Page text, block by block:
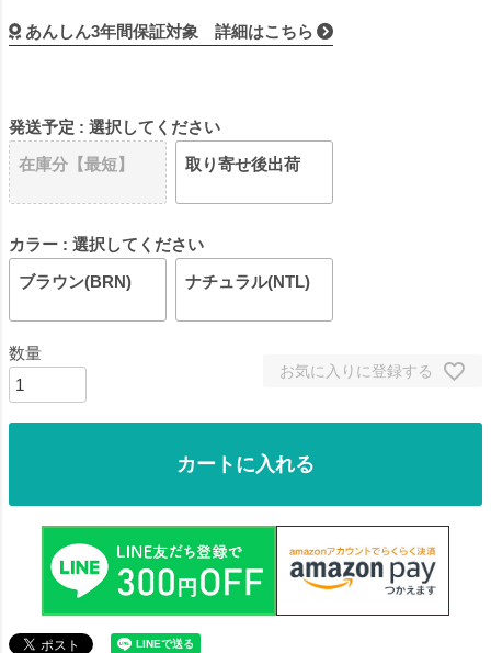
あんしん3年間保証対象 詳細はこちら
発送予定
選択してください
在庫分【最短】
取り寄せ後出荷
カラー
選択してください
ブラウン(BRN)
ナチュラル(NTL)
お気に入りに登録する
カートに入れる